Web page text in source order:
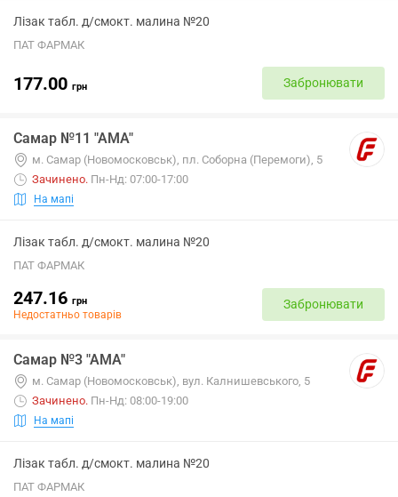
Лізак табл. д/смокт. малина №20
ПАТ ФАРМАК
177.00 грн Забронювати
Самар №11 "АМА"
м. Самар (Новомосковськ), пл. Соборна (Перемоги), 5
Зачинено. Пн-Нд: 07:00-17:00
На мапі
Лізак табл. д/смокт. малина №20
ПАТ ФАРМАК
247.16 грн
Недостатньо товарів
Забронювати
Самар №3 "АМА"
м. Самар (Новомосковськ), вул. Калнишевського, 5
Зачинено. Пн-Нд: 08:00-19:00
На мапі
Лізак табл. д/смокт. малина №20
ПАТ ФАРМАК